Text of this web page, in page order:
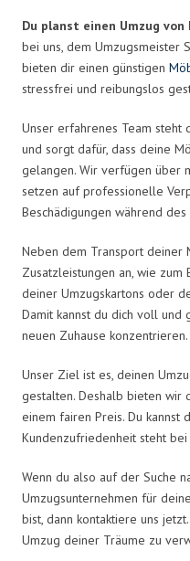
Du planst einen Umzug von
bei uns, dem Umzugsmeister
bieten dir einen günstigen
stressfrei und reibungslos
Unser erfahrenes Team steht
und sorgt dafür, dass deine
gelangen. Wir verfügen über
setzen auf professionelle
Beschädigungen während
Neben dem Transport deiner
Zusatzleistungen an, wie zum
deiner Umzugskartons oder
Damit kannst du dich voll und
neuen Zuhause konzentrieren.
Unser Ziel ist es, deinen
gestalten. Deshalb bieten wir
einem fairen Preis. Du kannst
Kundenzufriedenheit steht
Wenn du also auf der Suche
Umzugsunternehmen für
bist, dann kontaktiere uns
Umzug deiner Träume zu